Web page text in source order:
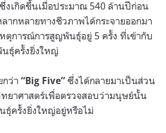
เกิดขึ้นเมื่อประมาณ 540 ล้านปีก่อน
ากหลายทางชีวภาพได้กระจายออกมา
ตุการณ์การสูญพันธุ์อยู่ 5 ครั้ง ที่เข้ากับ
ธุ์ครั้งยิ่งใหญ่
กว่า “Big Five” ซึ่งได้กลายมาเป็นส่วน
ยาศาสตร์เพื่อตรวจสอบว่ามนุษย์นั้น
ธุ์ครั้งยิ่งใหญ่อยู่หรือไม่